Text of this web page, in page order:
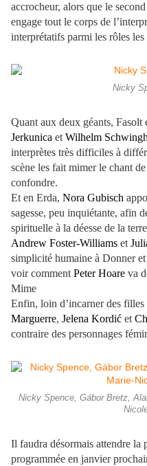
accrocheur, alors que le
engage tout le corps de
interprétatifs parmi les rôles
Nicky
Quant aux deux géants, Fasolt
Jerkunica et Wilhelm
interprètes très difficiles à
scène les fait mimer le chant
confondre.
Et en Erda, Nora Gubisch
sagesse, peu inquiétante, afin
spirituelle à la déesse de la
Andrew Foster-Williams et
simplicité humaine à Donner
voir comment Peter Hoare va
Mime
Enfin, loin d’incarner des filles
Marguerre, Jelena Kordić et
contraire des personnages
Nicky Spence, Gábor Bretz,
Il faudra désormais attendre la
programmée en janvier